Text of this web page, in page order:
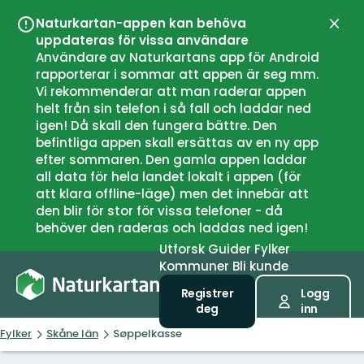
Naturkartan-appen kan behöva
uppdateras för vissa användare
Användare av Naturkartans app för Android
rapporterar i sommar att appen är seg mm.
Vi rekommenderar att man raderar appen
helt från sin telefon i så fall och laddar ned
igen! Då skall den fungera bättre. Den
befintliga appen skall ersättas av en ny app
efter sommaren. Den gamla appen laddar
all data för hela landet lokalt i appen (för
att klara offline-läge) men det innebär att
den blir för stor för vissa telefoner - då
behöver den raderas och laddas ned igen!
Lukk
UtforskGuiderFylker
Kommuner Bli kunde
Registrer
deg
Logg
inn
Fylker Skåne län Søppelkasse